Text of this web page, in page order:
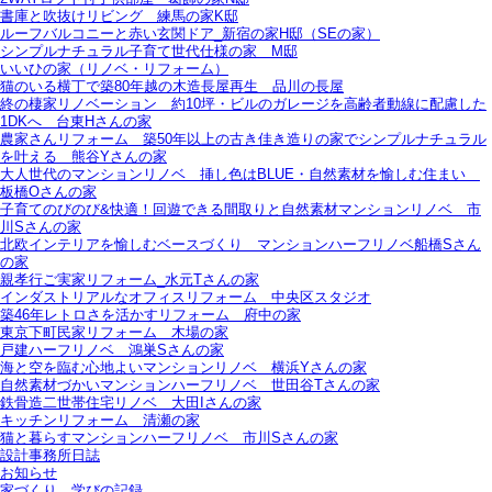
書庫と吹抜けリビング 練馬の家K邸
ルーフバルコニーと赤い玄関ドア_新宿の家H邸（SEの家）
シンプルナチュラル子育て世代仕様の家 M邸
いいひの家（リノベ・リフォーム）
猫のいる横丁で築80年越の木造長屋再生＿品川の長屋
終の棲家リノベーション＿約10坪・ビルのガレージを高齢者動線に配慮した
1DKへ＿台東Hさんの家
農家さんリフォーム＿築50年以上の古き佳き造りの家でシンプルナチュラル
を叶える＿熊谷Yさんの家
大人世代のマンションリノベ＿挿し色はBLUE・自然素材を愉しむ住まい＿
板橋Oさんの家
子育てのびのび&快適！回遊できる間取りと自然素材マンションリノベ＿市
川Sさんの家
北欧インテリアを愉しむベースづくり＿マンションハーフリノベ船橋Sさん
の家
親孝行ご実家リフォーム_水元Tさんの家
インダストリアルなオフィスリフォーム＿中央区スタジオ
築46年レトロさを活かすリフォーム＿府中の家
東京下町民家リフォーム＿木場の家
戸建ハーフリノベ＿鴻巣Sさんの家
海と空を臨む心地よいマンションリノベ＿横浜Yさんの家
自然素材づかいマンションハーフリノベ＿世田谷Tさんの家
鉄骨造二世帯住宅リノベ＿大田Iさんの家
キッチンリフォーム＿清瀬の家
猫と暮らすマンションハーフリノベ＿市川Sさんの家
設計事務所日誌
お知らせ